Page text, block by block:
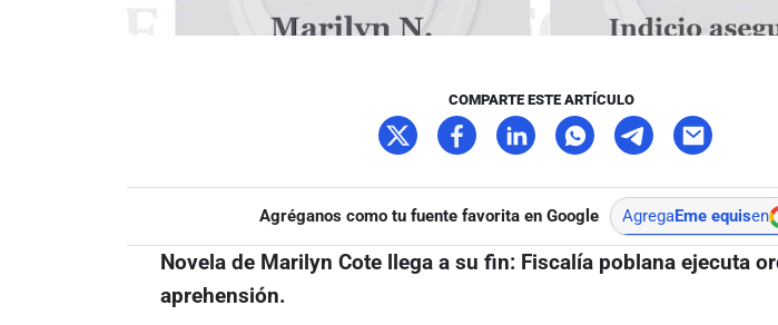
COMPARTE ESTE ARTÍCULO
Agréganos como tu fuente favorita en Google AgregaEme equisen
Novela de Marilyn Cote llega a su fin: Fiscalía poblana ejecuta
aprehensión.